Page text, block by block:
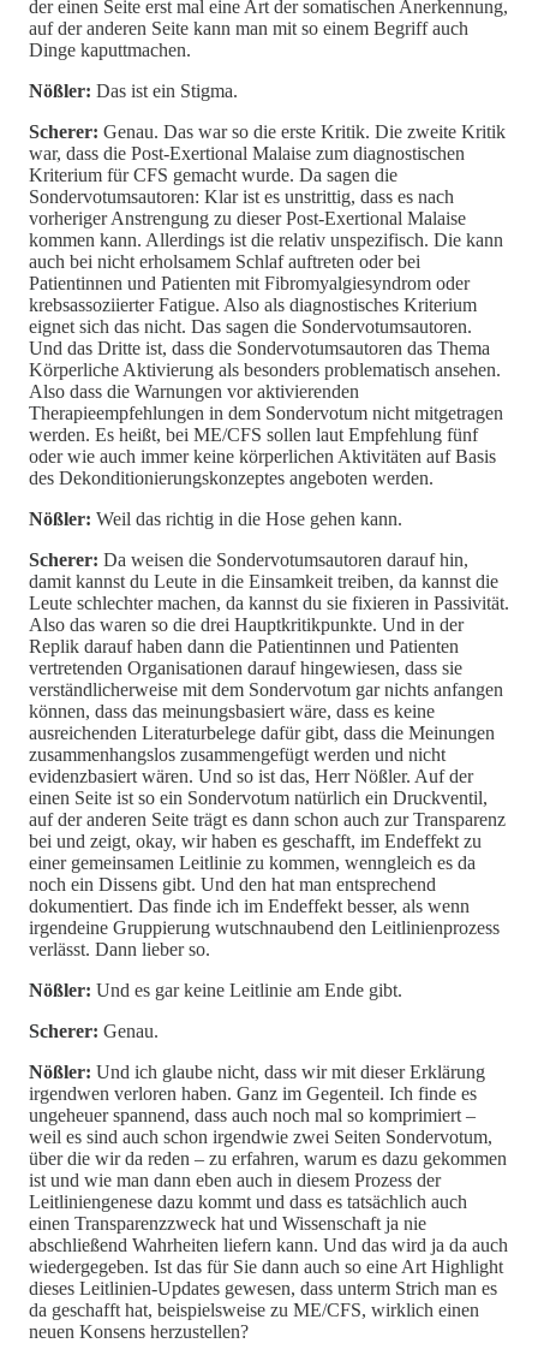
der einen Seite erst mal eine Art der somatischen Anerkennung,
auf der anderen Seite kann man mit so einem Begriff auch
Dinge kaputtmachen.
Nößler: Das ist ein Stigma.
Scherer: Genau. Das war so die erste Kritik. Die zweite Kritik
war, dass die Post-Exertional Malaise zum diagnostischen
Kriterium für CFS gemacht wurde. Da sagen die
Sondervotumsautoren: Klar ist es unstrittig, dass es nach
vorheriger Anstrengung zu dieser Post-Exertional Malaise
kommen kann. Allerdings ist die relativ unspezifisch. Die kann
auch bei nicht erholsamem Schlaf auftreten oder bei
Patientinnen und Patienten mit Fibromyalgiesyndrom oder
krebsassoziierter Fatigue. Also als diagnostisches Kriterium
eignet sich das nicht. Das sagen die Sondervotumsautoren.
Und das Dritte ist, dass die Sondervotumsautoren das Thema
Körperliche Aktivierung als besonders problematisch ansehen.
Also dass die Warnungen vor aktivierenden
Therapieempfehlungen in dem Sondervotum nicht mitgetragen
werden. Es heißt, bei ME/CFS sollen laut Empfehlung fünf
oder wie auch immer keine körperlichen Aktivitäten auf Basis
des Dekonditionierungskonzeptes angeboten werden.
Nößler: Weil das richtig in die Hose gehen kann.
Scherer: Da weisen die Sondervotumsautoren darauf hin,
damit kannst du Leute in die Einsamkeit treiben, da kannst die
Leute schlechter machen, da kannst du sie fixieren in Passivität.
Also das waren so die drei Hauptkritikpunkte. Und in der
Replik darauf haben dann die Patientinnen und Patienten
vertretenden Organisationen darauf hingewiesen, dass sie
verständlicherweise mit dem Sondervotum gar nichts anfangen
können, dass das meinungsbasiert wäre, dass es keine
ausreichenden Literaturbelege dafür gibt, dass die Meinungen
zusammenhangslos zusammengefügt werden und nicht
evidenzbasiert wären. Und so ist das, Herr Nößler. Auf der
einen Seite ist so ein Sondervotum natürlich ein Druckventil,
auf der anderen Seite trägt es dann schon auch zur Transparenz
bei und zeigt, okay, wir haben es geschafft, im Endeffekt zu
einer gemeinsamen Leitlinie zu kommen, wenngleich es da
noch ein Dissens gibt. Und den hat man entsprechend
dokumentiert. Das finde ich im Endeffekt besser, als wenn
irgendeine Gruppierung wutschnaubend den Leitlinienprozess
verlässt. Dann lieber so.
Nößler: Und es gar keine Leitlinie am Ende gibt.
Scherer: Genau.
Nößler: Und ich glaube nicht, dass wir mit dieser Erklärung
irgendwen verloren haben. Ganz im Gegenteil. Ich finde es
ungeheuer spannend, dass auch noch mal so komprimiert –
weil es sind auch schon irgendwie zwei Seiten Sondervotum,
über die wir da reden – zu erfahren, warum es dazu gekommen
ist und wie man dann eben auch in diesem Prozess der
Leitliniengenese dazu kommt und dass es tatsächlich auch
einen Transparenzzweck hat und Wissenschaft ja nie
abschließend Wahrheiten liefern kann. Und das wird ja da auch
wiedergegeben. Ist das für Sie dann auch so eine Art Highlight
dieses Leitlinien-Updates gewesen, dass unterm Strich man es
da geschafft hat, beispielsweise zu ME/CFS, wirklich einen
neuen Konsens herzustellen?